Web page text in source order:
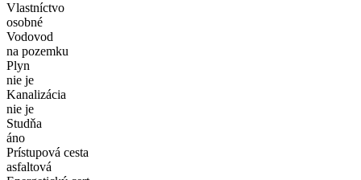
Vlastníctvo
osobné
Vodovod
na pozemku
Plyn
nie je
Kanalizácia
nie je
Studňa
áno
Prístupová cesta
asfaltová